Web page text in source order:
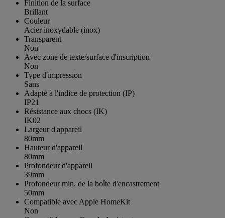
Finition de la surface
Brillant
Couleur
Acier inoxydable (inox)
Transparent
Non
Avec zone de texte/surface d'inscription
Non
Type d'impression
Sans
Adapté à l'indice de protection (IP)
IP21
Résistance aux chocs (IK)
IK02
Largeur d'appareil
80mm
Hauteur d'appareil
80mm
Profondeur d'appareil
39mm
Profondeur min. de la boîte d'encastrement
50mm
Compatible avec Apple HomeKit
Non